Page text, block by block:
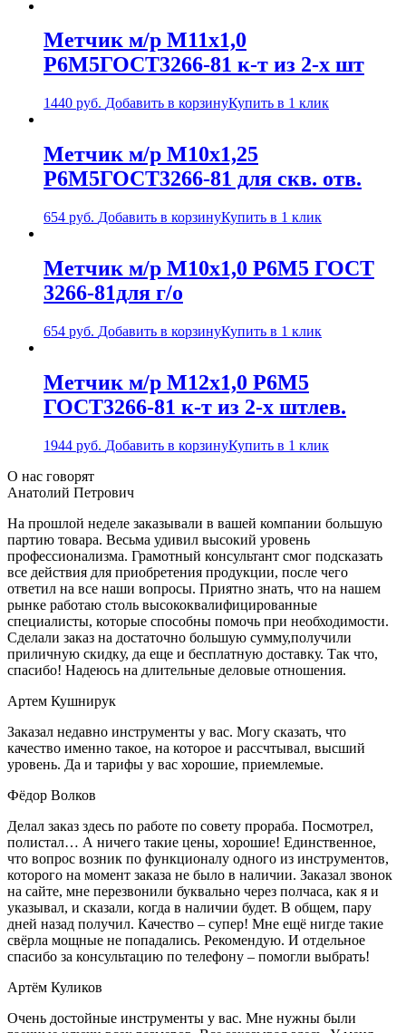
Метчик м/р М11х1,0
Р6М5ГОСТ3266-81 к-т из 2-х шт
1440 руб. Добавить в корзинуКупить в 1 клик
Метчик м/р М10х1,25
Р6М5ГОСТ3266-81 для скв. отв.
654 руб. Добавить в корзинуКупить в 1 клик
Метчик м/р М10х1,0 Р6М5 ГОСТ
3266-81для г/о
654 руб. Добавить в корзинуКупить в 1 клик
Метчик м/р М12х1,0 Р6М5
ГОСТ3266-81 к-т из 2-х штлев.
1944 руб. Добавить в корзинуКупить в 1 клик
О нас говорят
Анатолий Петрович
На прошлой неделе заказывали в вашей компании большую
партию товара. Весьма удивил высокий уровень
профессионализма. Грамотный консультант смог подсказать
все действия для приобретения продукции, после чего
ответил на все наши вопросы. Приятно знать, что на нашем
рынке работаю столь высококвалифицированные
специалисты, которые способны помочь при необходимости.
Сделали заказ на достаточно большую сумму,получили
приличную скидку, да еще и бесплатную доставку. Так что,
спасибо! Надеюсь на длительные деловые отношения.
Артем Кушнирук
Заказал недавно инструменты у вас. Могу сказать, что
качество именно такое, на которое и рассчтывал, высший
уровень. Да и тарифы у вас хорошие, приемлемые.
Фёдор Волков
Делал заказ здесь по работе по совету прораба. Посмотрел,
полистал… А ничего такие цены, хорошие! Единственное,
что вопрос возник по функционалу одного из инструментов,
которого на момент заказа не было в наличии. Заказал звонок
на сайте, мне перезвонили буквально через полчаса, как я и
указывал, и сказали, когда в наличии будет. В общем, пару
дней назад получил. Качество – супер! Мне ещё нигде такие
свёрла мощные не попадались. Рекомендую. И отдельное
спасибо за консультацию по телефону – помогли выбрать!
Артём Куликов
Очень достойные инструменты у вас. Мне нужны были